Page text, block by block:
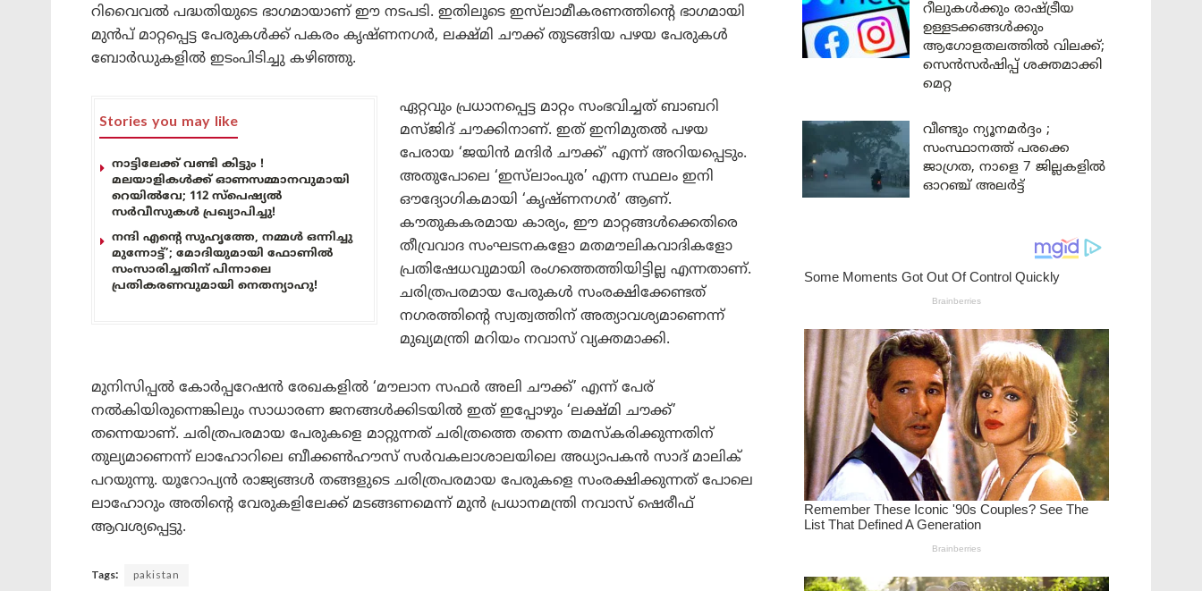
റിവൈവൽ പദ്ധതിയുടെ ഭാഗമായാണ് ഈ നടപടി. ഇതിലൂടെ ഇസ്‌ലാമീകരണത്തിന്റെ ഭാഗമായി
മുൻപ് മാറ്റപ്പെട്ട പേരുകൾക്ക് പകരം കൃഷ്ണനഗർ, ലക്ഷ്മി ചൗക്ക് തുടങ്ങിയ പഴയ പേരുകൾ
ബോർഡുകളിൽ ഇടംപിടിച്ചു കഴിഞ്ഞു.
Stories you may like
നാട്ടിലേക്ക് വണ്ടി കിട്ടും !
മലയാളികൾക്ക് ഓണസമ്മാനവുമായി
റെയിൽവേ; 112 സ്പെഷ്യൽ
സർവീസുകൾ പ്രഖ്യാപിച്ചു!
നന്ദി എൻ്റെ സുഹൃത്തേ, നമ്മൾ ഒന്നിച്ചു
മുന്നോട്ട്’; മോദിയുമായി ഫോണിൽ
സംസാരിച്ചതിന് പിന്നാലെ
പ്രതികരണവുമായി നെതന്യാഹു!
ഏറ്റവും പ്രധാനപ്പെട്ട മാറ്റം സംഭവിച്ചത് ബാബറി
മസ്ജിദ് ചൗക്കിനാണ്. ഇത് ഇനിമുതൽ പഴയ
പേരായ ‘ജയിൻ മന്ദിർ ചൗക്ക്’ എന്ന് അറിയപ്പെടും.
അതുപോലെ ‘ഇസ്‌ലാംപുര’ എന്ന സ്ഥലം ഇനി
ഔദ്യോഗികമായി ‘കൃഷ്ണനഗർ’ ആണ്.
കൗതുകകരമായ കാര്യം, ഈ മാറ്റങ്ങൾക്കെതിരെ
തീവ്രവാദ സംഘടനകളോ മതമൗലികവാദികളോ
പ്രതിഷേധവുമായി രംഗത്തെത്തിയിട്ടില്ല എന്നതാണ്.
ചരിത്രപരമായ പേരുകൾ സംരക്ഷിക്കേണ്ടത്
നഗരത്തിന്റെ സ്വത്വത്തിന് അത്യാവശ്യമാണെന്ന്
മുഖ്യമന്ത്രി മറിയം നവാസ് വ്യക്തമാക്കി.
മുനിസിപ്പൽ കോർപ്പറേഷൻ രേഖകളിൽ ‘മൗലാന സഫർ അലി ചൗക്ക്’ എന്ന് പേര്
നൽകിയിരുന്നെങ്കിലും സാധാരണ ജനങ്ങൾക്കിടയിൽ ഇത് ഇപ്പോഴും ‘ലക്ഷ്മി ചൗക്ക്’
തന്നെയാണ്. ചരിത്രപരമായ പേരുകളെ മാറ്റുന്നത് ചരിത്രത്തെ തന്നെ തമസ്കരിക്കുന്നതിന്
തുല്യമാണെന്ന് ലാഹോറിലെ ബീക്കൺഹൗസ് സർവകലാശാലയിലെ അധ്യാപകൻ സാദ് മാലിക്
പറയുന്നു. യൂറോപ്യൻ രാജ്യങ്ങൾ തങ്ങളുടെ ചരിത്രപരമായ പേരുകളെ സംരക്ഷിക്കുന്നത് പോലെ
ലാഹോറും അതിന്റെ വേരുകളിലേക്ക് മടങ്ങണമെന്ന് മുൻ പ്രധാനമന്ത്രി നവാസ് ഷെരീഫ്
ആവശ്യപ്പെട്ടു.
Tags: pakistan
റീലുകൾക്കും രാഷ്ട്രീയ
ഉള്ളടക്കങ്ങൾക്കും
ആഗോളതലത്തിൽ വിലക്ക്;
സെൻസർഷിപ്പ് ശക്തമാക്കി
മെറ്റ
വീണ്ടും ന്യൂനമർദ്ദം ;
സംസ്ഥാനത്ത് പരക്കെ
ജാഗ്രത, നാളെ 7 ജില്ലകളിൽ
ഓറഞ്ച് അലർട്ട്